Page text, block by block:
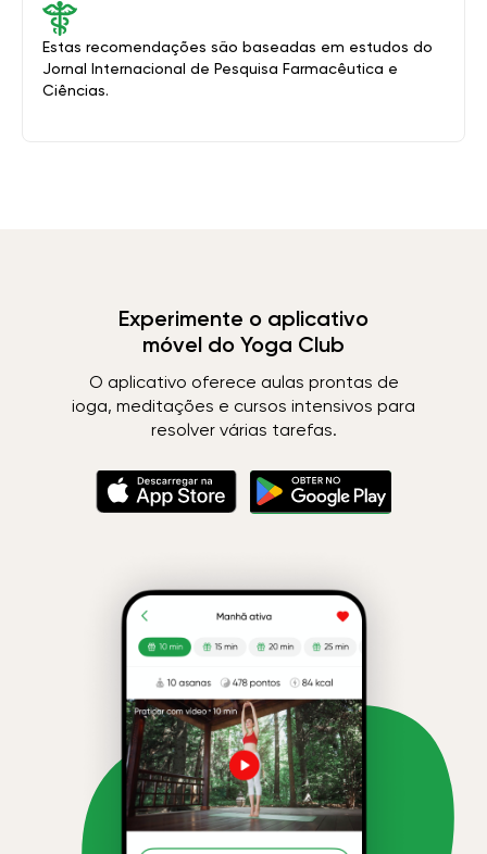
Estas recomendações são baseadas em estudos do
Jornal Internacional de Pesquisa Farmacêutica e
Ciências.
Experimente o aplicativo
móvel do Yoga Club
O aplicativo oferece aulas prontas de
ioga, meditações e cursos intensivos para
resolver várias tarefas.